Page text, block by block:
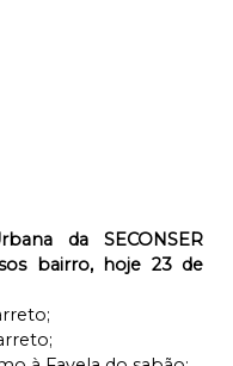
da SECONSER
bairro, hoje 23 de